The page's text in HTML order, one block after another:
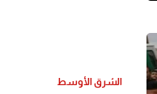
الشرق الأوسط